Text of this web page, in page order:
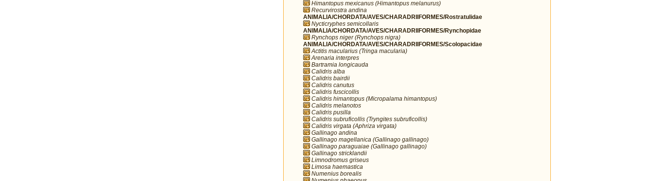
Himantopus mexicanus (Himantopus melanurus)
Recurvirostra andina
ANIMALIA/CHORDATA/AVES/CHARADRIIFORMES/Rostratulidae
Nycticryphes semicollaris
ANIMALIA/CHORDATA/AVES/CHARADRIIFORMES/Rynchopidae
Rynchops niger (Rynchops nigra)
ANIMALIA/CHORDATA/AVES/CHARADRIIFORMES/Scolopacidae
Actitis macularius (Tringa macularia)
Arenaria interpres
Bartramia longicauda
Calidris alba
Calidris bairdii
Calidris canutus
Calidris fuscicollis
Calidris himantopus (Micropalama himantopus)
Calidris melanotos
Calidris pusilla
Calidris subruficollis (Tryngites subruficollis)
Calidris virgata (Aphriza virgata)
Gallinago andina
Gallinago magellanica (Gallinago gallinago)
Gallinago paraguaiae (Gallinago gallinago)
Gallinago stricklandii
Limnodromus griseus
Limosa haemastica
Numenius borealis